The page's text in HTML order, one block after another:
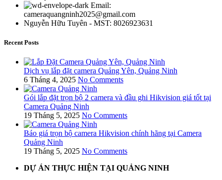
Email:
cameraquangninh2025@gmail.com
Nguyễn Hữu Tuyên - MST: 8026923631
Recent Posts
Dịch vụ lắp đặt camera Quảng Yên, Quảng Ninh
6 Tháng 4, 2025 No Comments
Gói lắp đặt trọn bộ 2 camera và đầu ghi Hikvision giá tốt tại
Camera Quảng Ninh
19 Tháng 5, 2025 No Comments
Báo giá trọn bộ camera Hikvision chính hãng tại Camera
Quảng Ninh
19 Tháng 5, 2025 No Comments
DỰ ÁN THỰC HIỆN TẠI QUẢNG NINH